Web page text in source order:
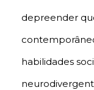
depreender
habilidades